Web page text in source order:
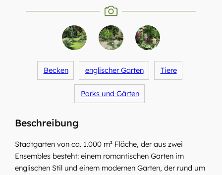
Becken englischer Garten Tiere
Parks und Gärten
Beschreibung
Stadtgarten von ca. 1.000 m² Fläche, der aus zwei
Ensembles besteht: einem romantischen Garten im
englischen Stil und einem modernen Garten, der rund um